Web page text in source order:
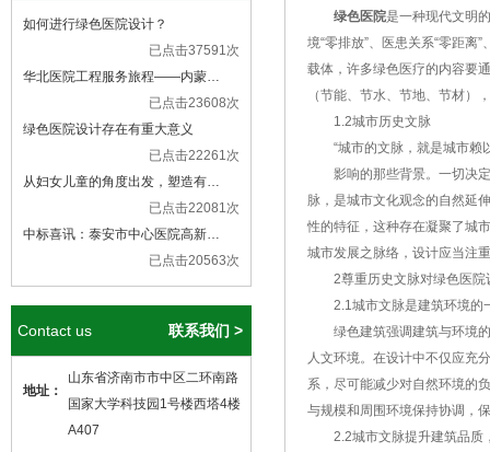
如何进行绿色医院设计？
已点击37591次
华北医院工程服务旅程——内蒙…
已点击23608次
绿色医院设计存在有重大意义
已点击22261次
从妇女儿童的角度出发，塑造有…
已点击22081次
中标喜讯：泰安市中心医院高新…
已点击20563次
Contact us 联系我们 >
地址：
山东省济南市市中区二环南路
国家大学科技园1号楼西塔4楼
A407
绿色医院是一种现代文明
境“零排放”、医患关系“零距离
载体，许多绿色医疗的内容要
（节能、节水、节地、节材）
1.2城市历史文脉
“城市的文脉，就是城市赖
影响的那些背景。一切决定
脉，是城市文化观念的自然延
性的特征，这种存在凝聚了城
城市发展之脉络，设计应当注
2尊重历史文脉对绿色医院
2.1城市文脉是建筑环境的
绿色建筑强调建筑与环境的
人文环境。在设计中不仅应充
系，尽可能减少对自然环境的
与规模和周围环境保持协调，
2.2城市文脉提升建筑品质